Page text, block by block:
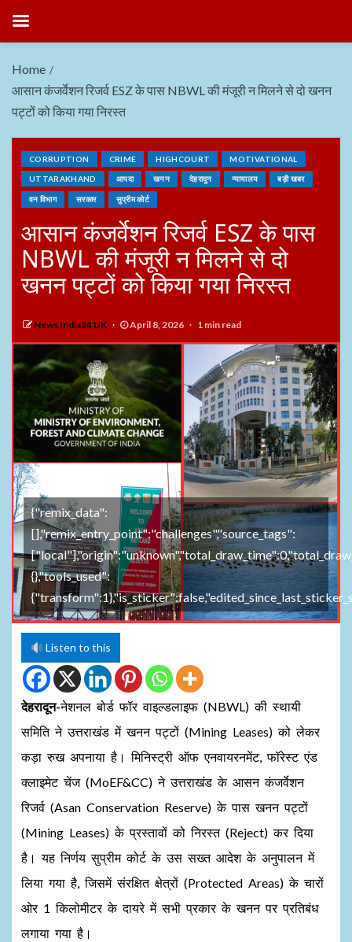
Home
आसान कंजर्वेशन रिजर्व ESZ के पास NBWL की मंजूरी न मिलने से दो खनन
पट्टों को किया गया निरस्त
CORRUPTION CRIME HIGHCOURT MOTIVATIONAL
UTTARAKHAND आपदा खनन देहरादून न्यायालय बड़ी खबर
वन विभाग सरकार सुप्रीम कोर्ट
आसान कंजर्वेशन रिजर्व ESZ के पास
NBWL की मंजूरी न मिलने से दो
खनन पट्टों को किया गया निरस्त
News India24 UK April 8, 2026 1 min read
{"remix_data":
[],"remix_entry_point":"challenges","source_tags":
{},"tools_used":
Listen to this
देहरादून-नेशनल बोर्ड फॉर वाइल्डलाइफ (NBWL) की स्थायी
समिति ने उत्तराखंड में खनन पट्टों (Mining Leases) को लेकर
कड़ा रुख अपनाया है। मिनिस्ट्री ऑफ एनवायरनमेंट, फॉरेस्ट एंड
क्लाइमेट चेंज (MoEF&CC) ने उत्तराखंड के आसन कंजर्वेशन
रिजर्व (Asan Conservation Reserve) के पास खनन पट्टों
(Mining Leases) के प्रस्तावों को निरस्त (Reject) कर दिया
है। यह निर्णय सुप्रीम कोर्ट के उस सख्त आदेश के अनुपालन में
लिया गया है, जिसमें संरक्षित क्षेत्रों (Protected Areas) के चारों
ओर 1 किलोमीटर के दायरे में सभी प्रकार के खनन पर प्रतिबंध
लगाया गया है।